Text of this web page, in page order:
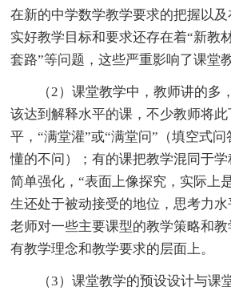
在新的中学数学教学要求的把握以
实好教学目标和要求还存在着“新教
套路”等问题，这些严重影响了课堂
（2）课堂教学中，教师讲的多
该达到解释水平的课，不少教师将
平，“满堂灌”或“满堂问”（填空式
懂的不问）；有的课把教学混同于
简单强化，“表面上像探究，实际上
生还处于被动接受的地位，思考力
老师对一些主要课型的教学策略和
有教学理念和教学要求的层面上。
（3）课堂教学的预设设计与课